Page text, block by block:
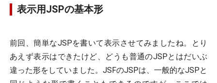
表示用JSPの基本形
前回、簡単なJSPを書いて表示させてみましたね。とり
あえず表示はできたけど、どうも普通のJSPとはだいぶ
違った形をしていました。JSFのJSPは、一般的なJSPと